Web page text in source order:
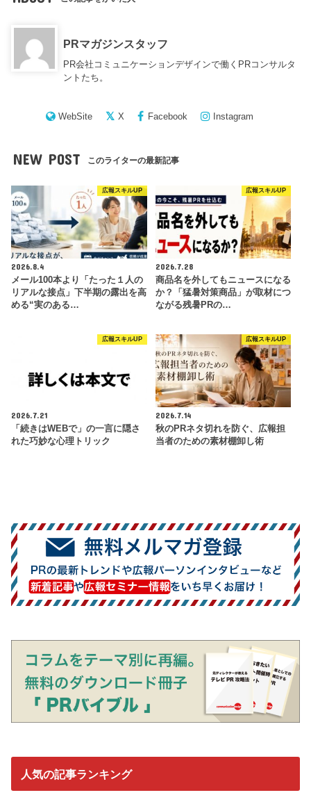
PRマガジンスタッフ
PR会社コミュニケーションデザインで働くPRコンサルタ
ントたち。
WebSite X Facebook Instagram
NEW POST このライターの最新記事
広報スキルUP
2026.8.4
メール100本より「たった１人の
リアルな接点」下半期の露出を高
める“実のある…
広報スキルUP
2026.7.28
商品名を外してもニュースになる
か？「猛暑対策商品」が取材につ
ながる残暑PRの…
広報スキルUP
2026.7.21
「続きはWEBで」の一言に隠さ
れた巧妙な心理トリック
広報スキルUP
2026.7.14
秋のPRネタ切れを防ぐ、広報担
当者のための素材棚卸し術
人気の記事ランキング